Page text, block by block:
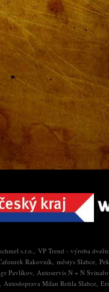
s.r.o., VP Trend - výroba
Rakovník, městys Slabce,
Pavlíkov, Autoservis N + N
Milan Rohla Slabce,